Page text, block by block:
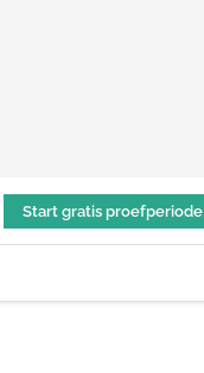
Start gratis proefperiode